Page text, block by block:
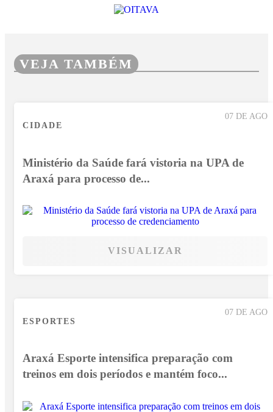
VEJA TAMBÉM
07 DE AGO
CIDADE
Ministério da Saúde fará vistoria na UPA de
Araxá para processo de...
VISUALIZAR
07 DE AGO
ESPORTES
Araxá Esporte intensifica preparação com
treinos em dois períodos e mantém foco...